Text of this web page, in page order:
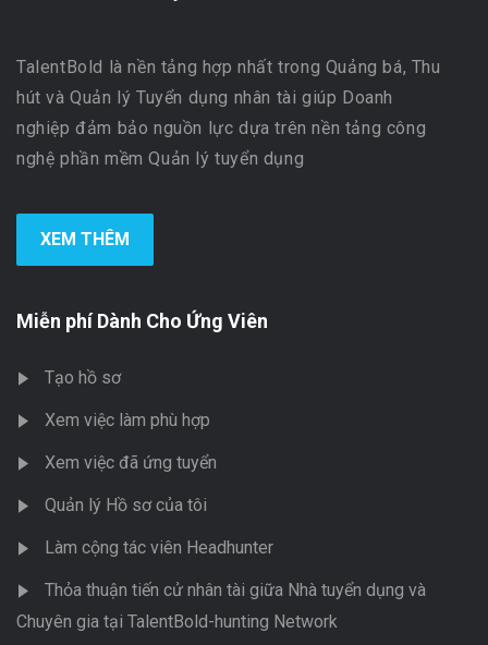
TalentBold là nền tảng hợp nhất trong Quảng bá, Thu
hút và Quản lý Tuyển dụng nhân tài giúp Doanh
nghiệp đảm bảo nguồn lực dựa trên nền tảng công
nghệ phần mềm Quản lý tuyển dụng
XEM THÊM
Miễn phí Dành Cho Ứng Viên
Tạo hồ sơ
Xem việc làm phù hợp
Xem việc đã ứng tuyển
Quản lý Hồ sơ của tôi
Làm cộng tác viên Headhunter
Thỏa thuận tiến cử nhân tài giữa Nhà tuyển dụng và
Chuyên gia tại TalentBold-hunting Network